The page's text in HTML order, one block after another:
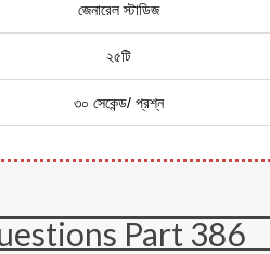
জেনারেল স্টাডিজ
২৫টি
৩০ সেকেন্ড/ প্রশ্ন
Part 386